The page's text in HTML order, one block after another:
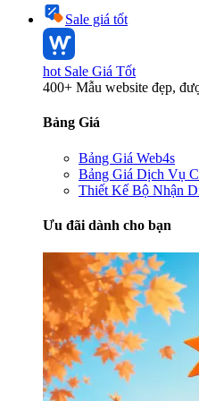
Sale giá tốt
hot Sale Giá Tốt
400+ Mẫu website đẹp,
Bảng Giá
Bảng Giá Web4s
Bảng Giá Dịch Vụ
Thiết Kế Bộ Nhận
Ưu đãi dành cho bạn